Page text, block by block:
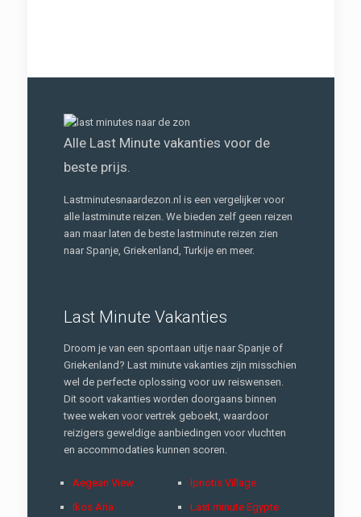
Alle Last Minute vakanties voor de
beste prijs.
Lastminutesnaardezon.nl is een vergelijker voor
alle lastminute reizen. We bieden zelf geen reizen
aan maar laten de beste lastminute reizen zien
naar Spanje, Griekenland, Turkije en meer.
Last Minute Vakanties
Droom je van een spontaan uitje naar Spanje of
Griekenland? Last minute vakanties zijn misschien
wel de perfecte oplossing voor uw reiswensen.
Dit soort vakanties worden doorgaans binnen
twee weken voor vertrek geboekt, waardoor
reizigers geweldige aanbiedingen voor vluchten
en accommodaties kunnen scoren.
Aegean View
Ikos Aria
Ipriotis Village
Last minute Egypte